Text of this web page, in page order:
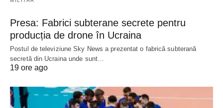
Presa: Fabrici subterane secrete pentru
producția de drone în Ucraina
Postul de televiziune Sky News a prezentat o fabrică subterană
secretă din Ucraina unde sunt…
19 ore ago